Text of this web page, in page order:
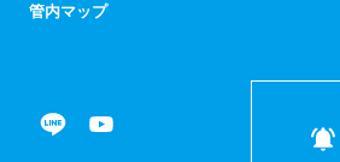
管内マップ